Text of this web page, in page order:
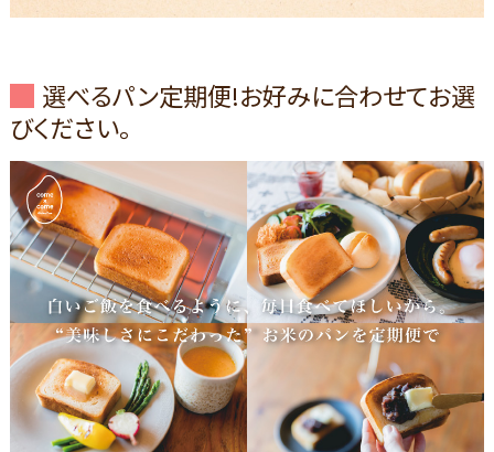
選べるパン定期便!お好みに合わせてお選
びください。